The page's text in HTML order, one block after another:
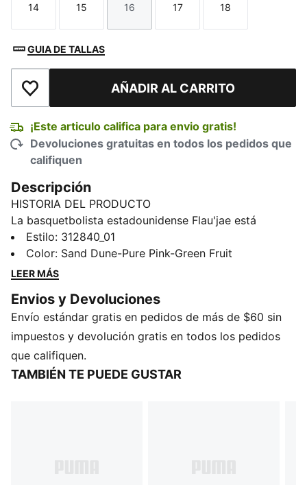
Talla
14
Talla
15
Talla
16
Talla
17
Talla
18
GUIA DE TALLAS
Añadir a la lista de deseosAÑADIR AL CARRITO
¡Este articulo califica para envio gratis!
Devoluciones gratuitas en todos los pedidos que
califiquen
Descripción
HISTORIA DEL PRODUCTO
La basquetbolista estadounidense Flau'jae está
reescribiendo el juego, dentro y fuera de la cancha. Su
versión de nuestros tenis All-Pro NITRO™ 2 presenta
un estampado integral de camuflaje, que le rinde
Camoflauge.
CARACTERÍSTICAS Y BENEFICIOS
Cubierta fabricada con al menos un 20% de
materiales reciclados
NITRO™ SQD: Entresuela doble, con una suave capa
Estilo: 312840_01
Color: Sand Dune-Pure Pink-Green Fruit
LEER MÁS
Envios y Devoluciones
Envío estándar gratis en pedidos de más de $60 sin
impuestos y devolución gratis en todos los pedidos
que califiquen.
TAMBIÉN TE PUEDE GUSTAR